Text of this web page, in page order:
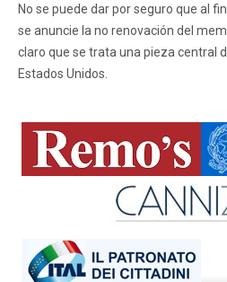
No se puede dar por seguro que al
se anuncie la no renovación del
claro que se trata una pieza central
Estados Unidos.